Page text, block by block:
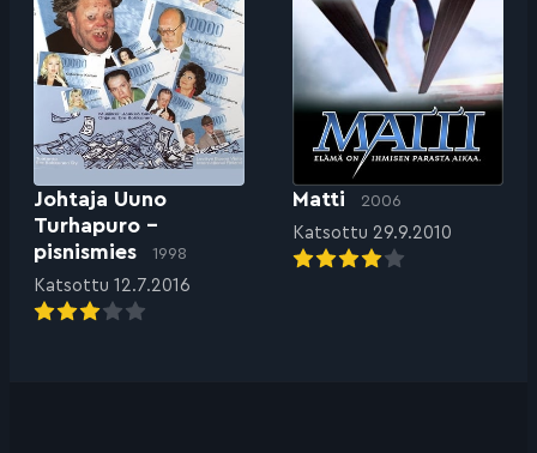
Johtaja Uuno
Turhapuro –
pisnismies
1998
Katsottu 12.7.2016
Matti 2006
Katsottu 29.9.2010